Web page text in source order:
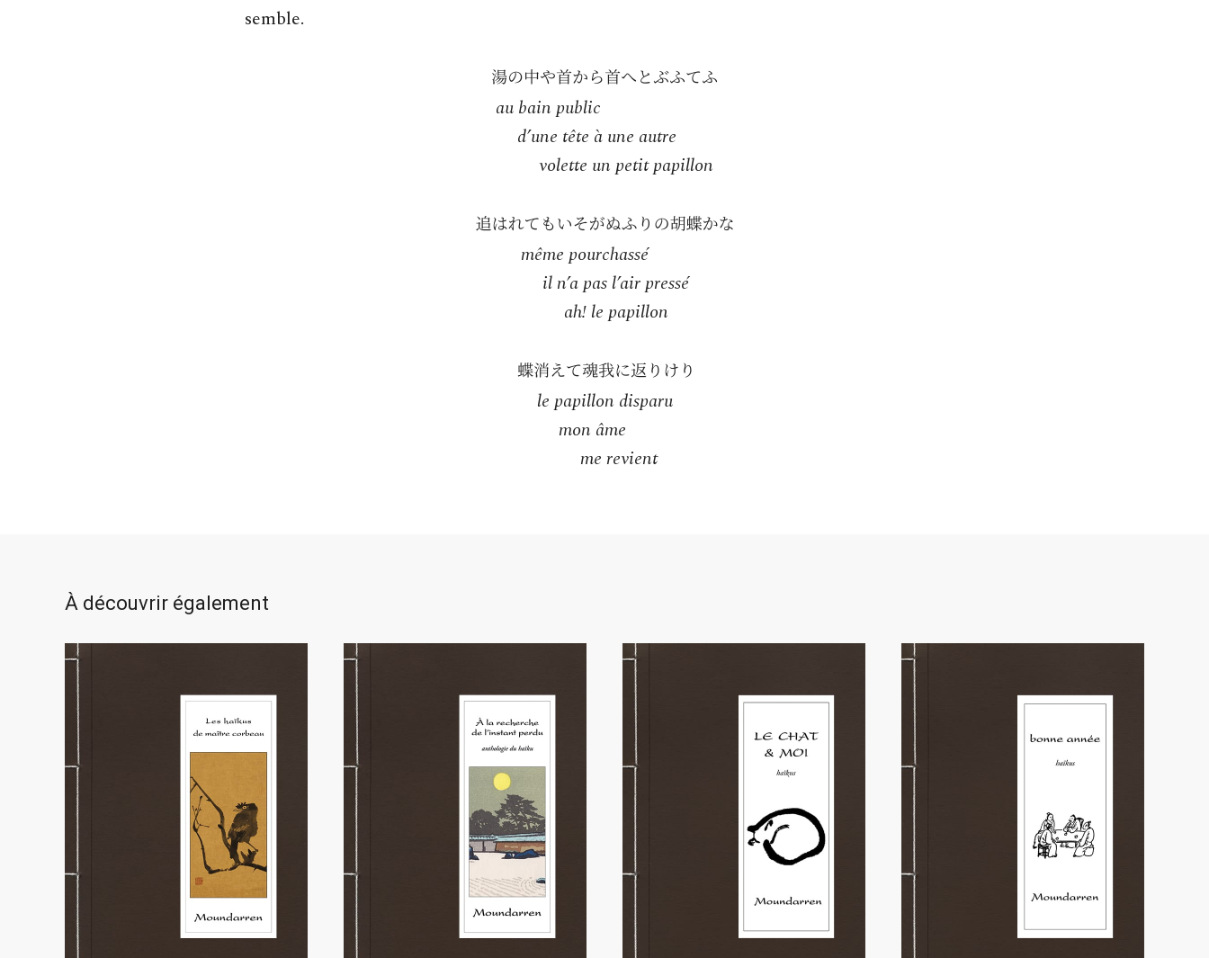
semble.
au bain public
d’une tête à une autre
volette un petit papillon
même pourchassé
il n’a pas l’air pressé
ah! le papillon
le papillon disparu
mon âme
me revient
À découvrir également